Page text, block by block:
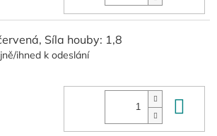
Síla houby: 1,8
ihned k odeslání